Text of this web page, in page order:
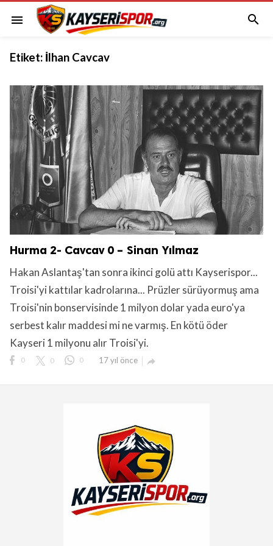
menu 
Etiket: İlhan Cavcav
Hurma 2- Cavcav 0 – Sinan Yılmaz
Hakan Aslantaş'tan sonra ikinci golü attı Kayserispor...
Troisi'yi kattılar kadrolarına... Prüzler sürüyormuş ama
Troisi'nin bonservisinde 1 milyon dolar yada euro'ya
serbest kalır maddesi mi ne varmış. En kötü öder
Kayseri 1 milyonu alır Troisi'yi.
0 0 0 17 yıl önce 